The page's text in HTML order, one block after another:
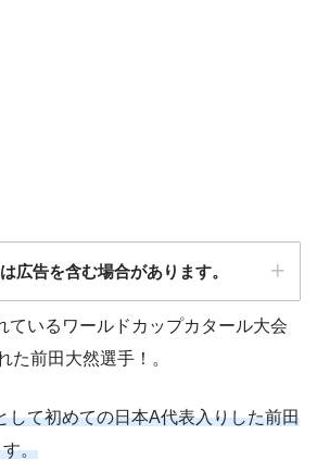
広告を含む場合があります。
ているワールドカップカタール大会
た前田大然選手！。
して初めての日本A代表入りした前田
。